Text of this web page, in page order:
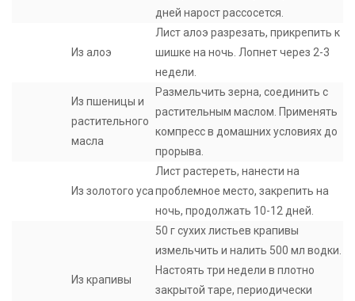
дней нарост рассосется.
Из алоэ
Лист алоэ разрезать, прикрепить к
шишке на ночь. Лопнет через 2-3
недели.
Из пшеницы и
растительного
масла
Размельчить зерна, соединить с
растительным маслом. Применять
компресс в домашних условиях до
прорыва.
Из золотого уса
Лист растереть, нанести на
проблемное место, закрепить на
ночь, продолжать 10-12 дней.
Из крапивы
50 г сухих листьев крапивы
измельчить и налить 500 мл водки.
Настоять три недели в плотно
закрытой таре, периодически